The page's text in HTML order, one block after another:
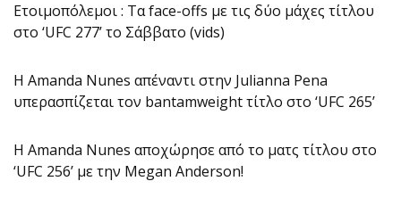
Ετοιμοπόλεμοι : Τα face-offs με τις δύο μάχες τίτλου
στο ‘UFC 277’ το Σάββατο (vids)
Η Amanda Nunes απέναντι στην Julianna Pena
υπερασπίζεται τον bantamweight τίτλο στο ‘UFC 265’
Η Amanda Nunes αποχώρησε από το ματς τίτλου στο
‘UFC 256’ με την Megan Anderson!